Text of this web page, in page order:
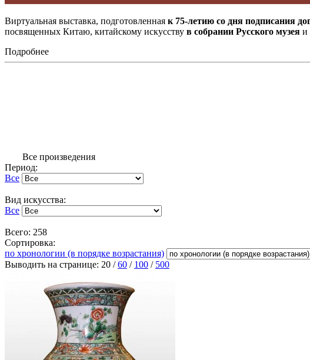
Виртуальная выставка, подготовленная к 75-летию со дня подписания
посвященных Китаю, китайскому искусству в собрании Русского музея и
Подробнее
Все произведения
Период:
Все
Вид искусства:
Все
Всего: 258
Сортировка:
по хронологии (в порядке возрастания)
Выводить на странице: 20 /60 / 100 / 500